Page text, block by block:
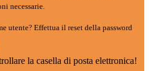
necessarie.
utente? Effettua il reset della password
la casella di posta elettronica!